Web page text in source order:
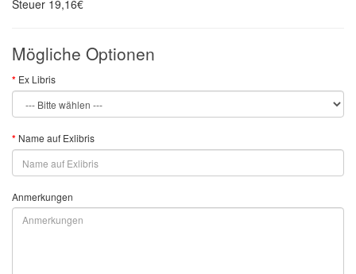
Steuer 19,16€
Mögliche Optionen
Ex Libris
Name auf Exlibris
Anmerkungen